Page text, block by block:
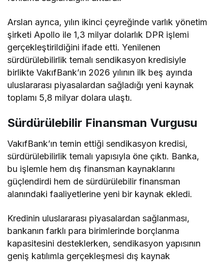
Arslan ayrıca, yılın ikinci çeyreğinde varlık yönetim
şirketi Apollo ile 1,3 milyar dolarlık DPR işlemi
gerçekleştirildiğini ifade etti. Yenilenen
sürdürülebilirlik temalı sendikasyon kredisiyle
birlikte VakıfBank’ın 2026 yılının ilk beş ayında
uluslararası piyasalardan sağladığı yeni kaynak
toplamı 5,8 milyar dolara ulaştı.
Sürdürülebilir Finansman Vurgusu
VakıfBank’ın temin ettiği sendikasyon kredisi,
sürdürülebilirlik temalı yapısıyla öne çıktı. Banka,
bu işlemle hem dış finansman kaynaklarını
güçlendirdi hem de sürdürülebilir finansman
alanındaki faaliyetlerine yeni bir kaynak ekledi.
Kredinin uluslararası piyasalardan sağlanması,
bankanın farklı para birimlerinde borçlanma
kapasitesini desteklerken, sendikasyon yapısının
geniş katılımla gerçekleşmesi dış kaynak